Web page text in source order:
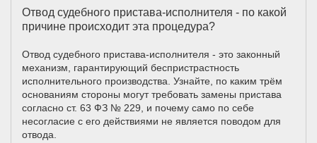
Отвод судебного пристава-исполнителя - по какой
причине происходит эта процедура?
Отвод судебного пристава-исполнителя - это законный
механизм, гарантирующий беспристрастность
исполнительного производства. Узнайте, по каким трём
основаниям стороны могут требовать замены пристава
согласно ст. 63 ФЗ № 229, и почему само по себе
несогласие с его действиями не является поводом для
отвода.